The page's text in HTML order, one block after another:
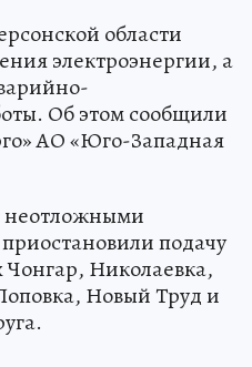
области
электроэнергии, а
Об этом сообщили
АО «Юго-Западная
неотложными
подачу
Чонгар, Николаевка,
Новый Труд и